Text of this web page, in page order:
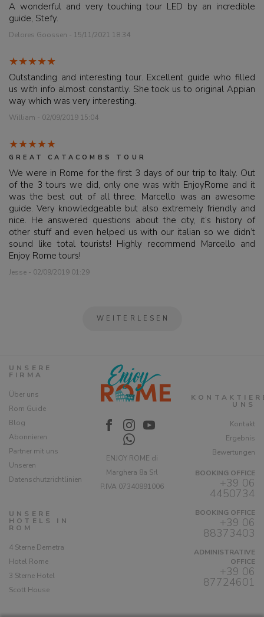
A wonderful and very touching tour LED by an incredible
guide, Stefy.
Delores Goossen - 15/11/2021 18:34
Outstanding and interesting tour. Excellent guide who filled
us with info almost constantly. She took us to original Appian
way which was very interesting.
William - 02/09/2019 15:04
GREAT CATACOMBS TOUR
We were in Rome for the first 3 days of our trip to Italy. Out
of the 3 tours we did, only one was with EnjoyRome and it
was the best out of all three. Marcello was an awesome
guide. Very knowledgeable but also extremely friendly and
nice. He answered questions about the city, it’s history of
other stuff and even helped us with our italian so we didn’t
sound like total tourists! Highly recommend Marcello and
Enjoy Rome tours!
Jesse - 02/09/2019 01:29
WEITERLESEN
UNSERE
FIRMA
Über uns
Rom Guide
Blog
Abonnieren
Partner mit uns
Unseren
Datenschutzrichtlinien
UNSERE
HOTELS IN
ROM
4 Sterne Demetra
Hotel Rome
3 Sterne Hotel
Scott House
ENJOY ROME di
Marghera 8a Srl
P.IVA 07340891006
UNS
Kontakt
Ergebnis
Bewertungen
BOOKING OFFICE
+39 06
4450734
BOOKING OFFICE
+39 06
88373403
ADMINISTRATIVE
OFFICE
+39 06
87724601